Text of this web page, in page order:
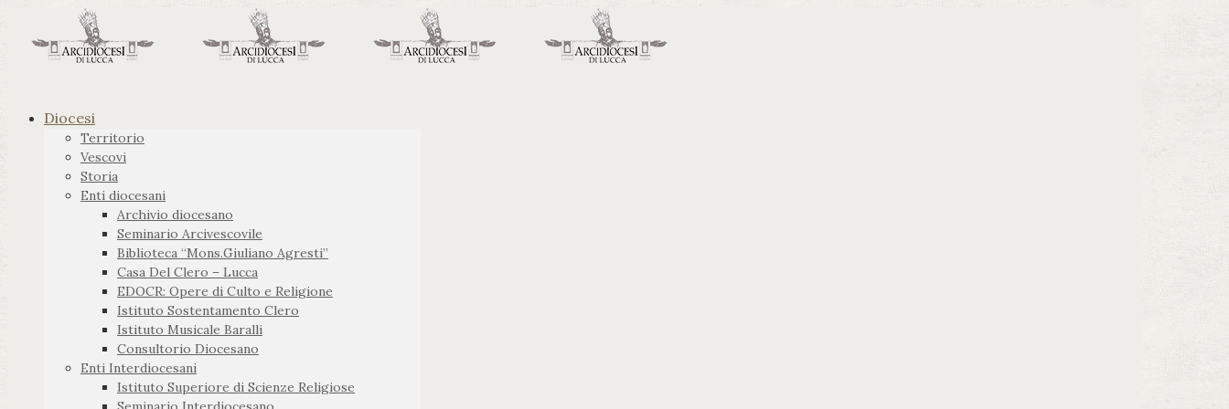
Diocesi
Territorio
Vescovi
Storia
Enti diocesani
Archivio diocesano
Seminario Arcivescovile
Biblioteca “Mons.Giuliano Agresti”
Casa Del Clero – Lucca
EDOCR: Opere di Culto e Religione
Istituto Sostentamento Clero
Istituto Musicale Baralli
Consultorio Diocesano
Enti Interdiocesani
Istituto Superiore di Scienze Religiose